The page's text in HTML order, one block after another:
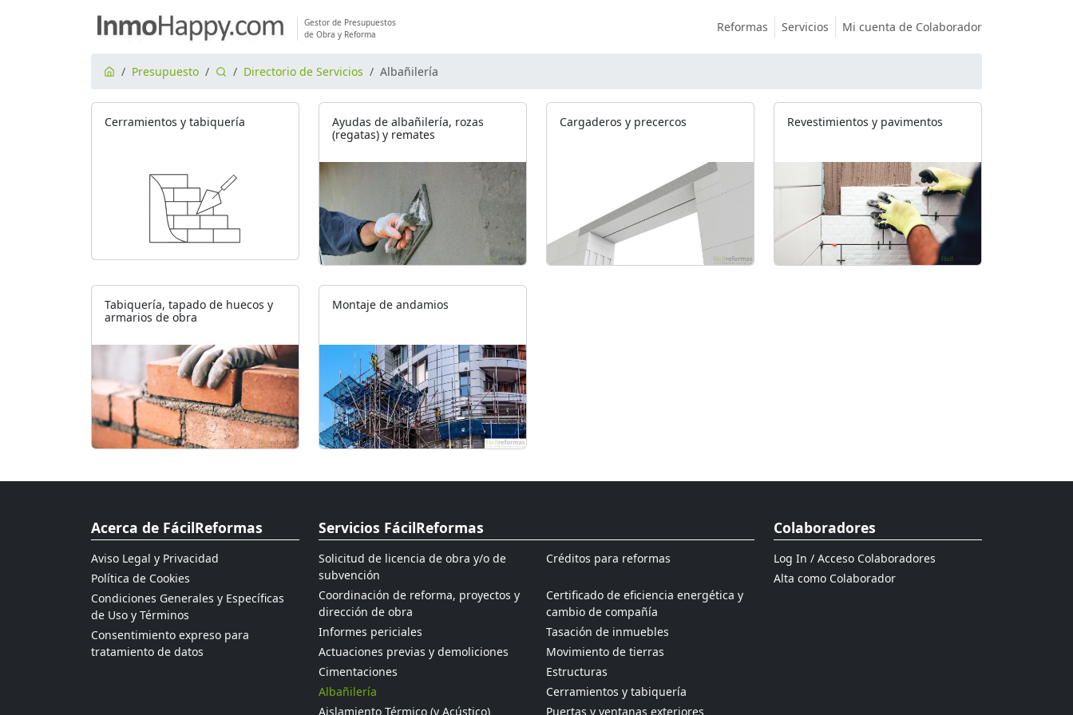
Gestor de Presupuestos
de Obra y Reforma
Reformas Servicios Mi cuenta de Colaborador
Presupuesto Directorio de Servicios Albañilería
Cerramientos y tabiquería
Ayudas de albañilería, rozas
(regatas) y remates
Cargaderos y precercos Revestimientos y pavimentos
Tabiquería, tapado de huecos y
armarios de obra
Montaje de andamios
Acerca de FácilReformas
Aviso Legal y Privacidad
Política de Cookies
Condiciones Generales y Específicas
de Uso y Términos
Consentimiento expreso para
tratamiento de datos
Servicios FácilReformas
Solicitud de licencia de obra y/o de
subvención
Créditos para reformas
Coordinación de reforma, proyectos y
dirección de obra
Certificado de eficiencia energética y
cambio de compañía
Informes periciales
Tasación de inmuebles
Actuaciones previas y demoliciones
Movimiento de tierras
Cimentaciones
Estructuras
Albañilería
Cerramientos y tabiquería
Aislamiento Térmico (y Acústico)
Puertas y ventanas exteriores
Colaboradores
Log In / Acceso Colaboradores
Alta como Colaborador